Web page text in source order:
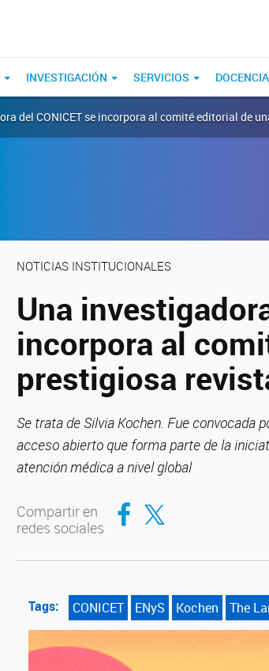
INVESTIGACIÓN SERVICIOS
del CONICET se incorpora al comité editorial de
NOTICIAS INSTITUCIONALES
Una
incorpora al
prestigiosa
Se trata de Silvia Kochen. Fue convocada
acceso abierto que forma parte de la
atención médica a nivel global
Compartir en
redes sociales
Compartir en Facebook
Compartir en Twitter
Tags: CONICET ENyS Kochen The